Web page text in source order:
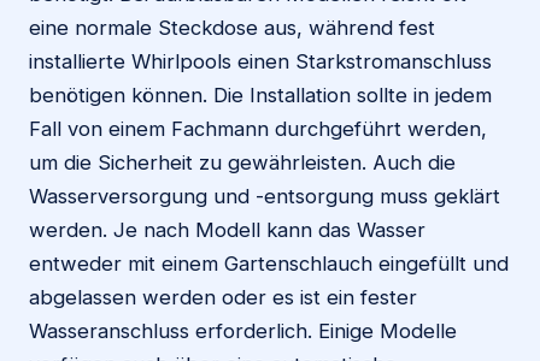
eine normale Steckdose aus, während fest
installierte Whirlpools einen Starkstromanschluss
benötigen können. Die Installation sollte in jedem
Fall von einem Fachmann durchgeführt werden,
um die Sicherheit zu gewährleisten. Auch die
Wasserversorgung und -entsorgung muss geklärt
werden. Je nach Modell kann das Wasser
entweder mit einem Gartenschlauch eingefüllt und
abgelassen werden oder es ist ein fester
Wasseranschluss erforderlich. Einige Modelle